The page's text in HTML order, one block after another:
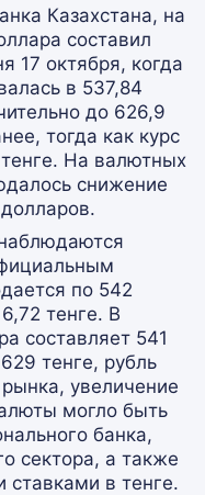
Казахстана, на
составил
17 октября, когда
в 537,84
до 626,9
тогда как курс
На валютных
снижение
по 542
тенге. В
составляет 541
тенге, рубль
увеличение
могло быть
банка,
сектора, а также
в тенге.